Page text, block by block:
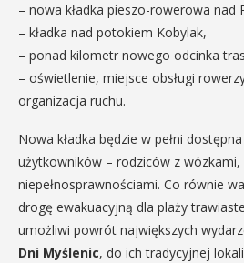
– nowa kładka pieszo-rowerowa nad
– kładka nad potokiem Kobylak,
– ponad kilometr nowego odcinka
– oświetlenie, miejsce obsługi
organizacja ruchu.
Nowa kładka będzie w pełni
użytkowników – rodziców z
niepełnosprawnościami. Co równie
drogę ewakuacyjną dla plaży
umożliwi powrót największych
Dni Myślenic, do ich tradycyjnej